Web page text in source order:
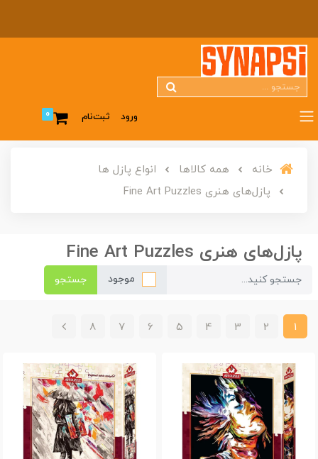
ورود ثبت‌نام 0
خانه همه کالاها
انواع پازل ها
پازل‌های هنری Fine Art Puzzles
پازل‌های هنری Fine Art Puzzles
موجود جستجو
1
2
3
4
5
6
7
8